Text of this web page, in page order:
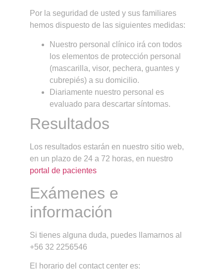
Por la seguridad de usted y sus familiares
hemos dispuesto de las siguientes medidas:
Nuestro personal clínico irá con todos
los elementos de protección personal
(mascarilla, visor, pechera, guantes y
cubrepiés) a su domicilio.
Diariamente nuestro personal es
evaluado para descartar síntomas.
Resultados
Los resultados estarán en nuestro sitio web,
en un plazo de 24 a 72 horas, en nuestro
portal de pacientes
Exámenes e
información
Si tienes alguna duda, puedes llamarnos al
+56 32 2256546
El horario del contact center es: